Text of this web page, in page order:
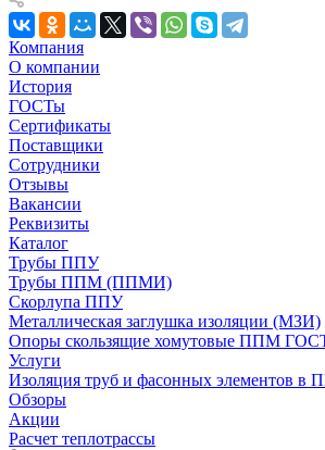
Компания
О компании
История
ГОСТы
Сертификаты
Поставщики
Сотрудники
Отзывы
Вакансии
Реквизиты
Каталог
Трубы ППУ
Трубы ППМ (ППМИ)
Скорлупа ППУ
Металлическая заглушка изоляции (МЗИ)
Опоры скользящие хомутовые ППМ
Услуги
Изоляция труб и фасонных элементов
Обзоры
Акции
Расчет теплотрассы